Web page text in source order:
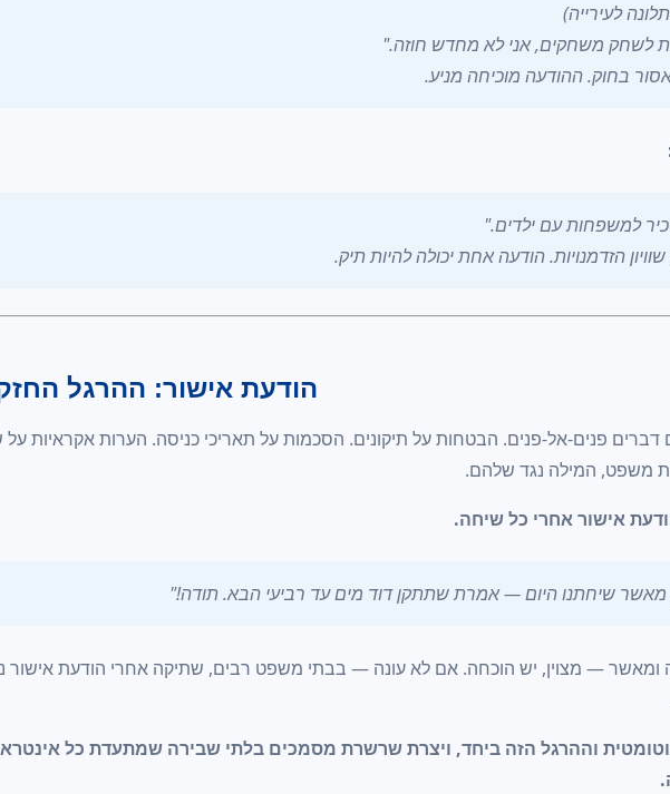
לעירייה)
לשחק משחקים, אני לא מחדש חוזה."
בחוק. ההודעה מוכיחה מניע.
למשפחות עם ילדים."
הזדמנויות. הודעה אחת יכולה להיות תיק.
הודעת אישור: ההרגל
דברים פנים-אל-פנים. הבטחות על תיקונים. הסכמות על תאריכי כניסה. הערות אקראיות על
משפט, המילה נגד שלהם.
אישור אחרי כל שיחה.
מאשר שיחתנו היום — אמרת שתתקן דוד מים עד רביעי הבא. תודה!"
ומאשר — מצוין, יש הוכחה. אם לא עונה — בבתי משפט רבים, שתיקה אחרי הודעת
וההרגל הזה ביחד, ויצרת שרשרת מסמכים בלתי שבירה שמתעדת כל